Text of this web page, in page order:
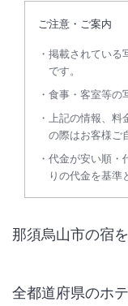
ご注意・ご案内
掲載されている
です。
食事・客室等の
上記の情報、
の際はお客様ご
代金が安い順・
りの代金を基準
那須烏山市の宿
全都道府県のホ